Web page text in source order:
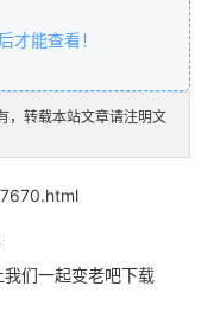
才能查看！
，转载本站文章请注明文
们一起变老吧下载